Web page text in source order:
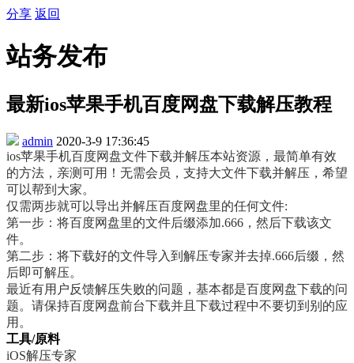
分享 返回
站务发布
最新ios苹果手机百度网盘下载解压教程
admin 2020-3-9 17:36:45
ios苹果手机百度网盘文件下载并解压本站资源，最简单有效
的方法，亲测可用！无需会员，支持大文件下载并解压，希望
可以帮到大家。
仅需两步就可以导出并解压百度网盘里的任何文件:
第一步：将百度网盘里的文件后缀添加.666，然后下载该文
件。
第二步：将下载好的文件导入到解压专家并去掉.666后缀，然
后即可解压。
最近有用户反馈解压失败的问题，基本都是百度网盘下载的问
题。请保持百度网盘前台下载并且下载过程中不要切到别的应
用。
工具/原料
iOS解压专家